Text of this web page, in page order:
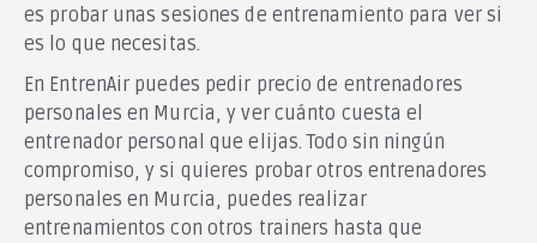
es probar unas sesiones de entrenamiento para ver si
es lo que necesitas.
En EntrenAir puedes pedir precio de entrenadores
personales en Murcia, y ver cuánto cuesta el
entrenador personal que elijas. Todo sin ningún
compromiso, y si quieres probar otros entrenadores
personales en Murcia, puedes realizar
entrenamientos con otros trainers hasta que